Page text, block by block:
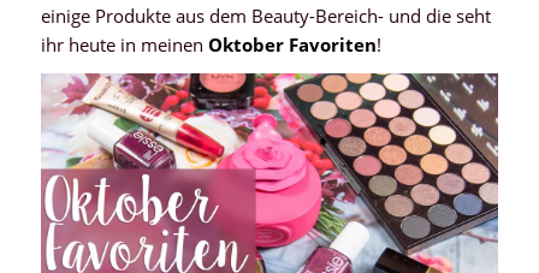
einige Produkte aus dem Beauty-Bereich- und die seht
ihr heute in meinen Oktober Favoriten!